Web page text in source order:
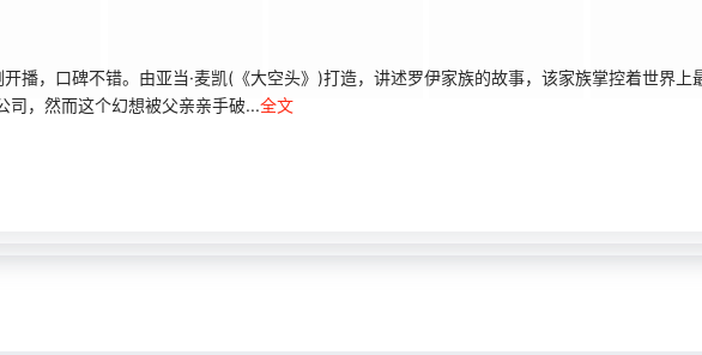
，口碑不错。由亚当·麦凯(《大空头》)打造，讲述罗伊家族的故事，该家族掌控着世界上
司，然而这个幻想被父亲亲手破...全文